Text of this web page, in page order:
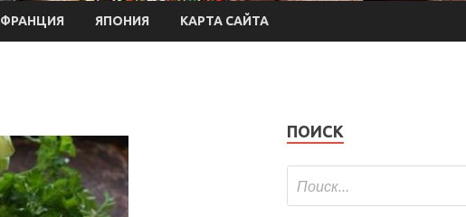
ФРАНЦИЯ ЯПОНИЯ КАРТА САЙТА
ПОИСК